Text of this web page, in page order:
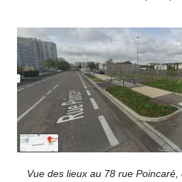
Vue des lieux au 78 rue